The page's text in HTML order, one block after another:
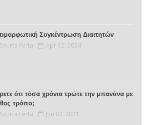
Συγκέντρωση Διαιτητών
Sourta Ferta Apr 12, 2024
ότι τόσα χρόνια τρώτε την μπανάνα με
τρόπο;
Sourta Ferta Jun 02, 2021